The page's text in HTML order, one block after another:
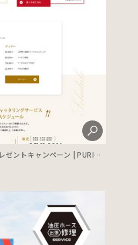
キャッタリングサービス プレゼントキャンペーン | PURINA モンプチ